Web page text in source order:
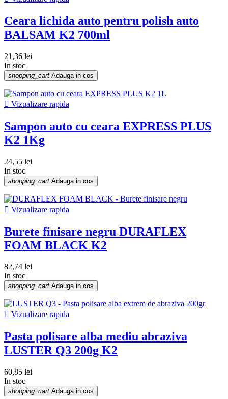
Ceara lichida auto pentru polish auto
BALSAM K2 700ml
21,36 lei
In stoc
shopping_cart Adauga in cos
 Vizualizare rapida
Sampon auto cu ceara EXPRESS PLUS
K2 1Kg
24,55 lei
In stoc
shopping_cart Adauga in cos
 Vizualizare rapida
Burete finisare negru DURAFLEX
FOAM BLACK K2
82,74 lei
In stoc
shopping_cart Adauga in cos
 Vizualizare rapida
Pasta polisare alba mediu abraziva
LUSTER Q3 200g K2
60,85 lei
In stoc
shopping_cart Adauga in cos